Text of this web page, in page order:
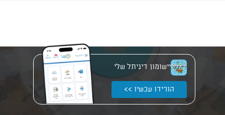
יישומון דיגיתל שלי
הורידו עכשיו >>